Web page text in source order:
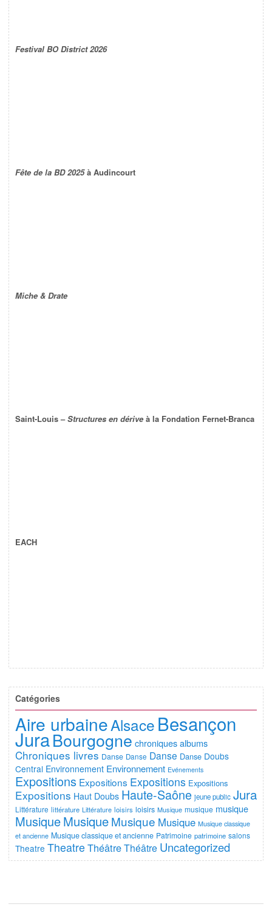
Festival BO District 2026
Fête de la BD 2025à Audincourt
Miche & Drate
Saint-Louis –Structures en dérive à la Fondation Fernet-Branca
EACH
Catégories
Aire urbaineAlsace Besançon
JuraBourgogne chroniques albums
Chroniques livres Danse Danse Danse Danse Doubs
Central Environnement Environnement Evénements
Expositions Expositions Expositions Expositions
Expositions Haut Doubs Haute-Saône jeune public Jura
Littérature littérature Littérature loisirs loisirs Musique musique musique
MusiqueMusiqueMusique Musique Musique classique
et ancienne Musique classique et ancienne Patrimoine patrimoine salons
Theatre Theatre ThéâtreThéâtre Uncategorized